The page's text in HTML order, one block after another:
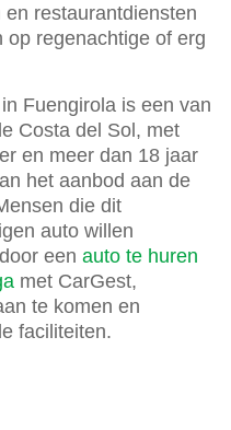
restaurantdiensten
regenachtige of erg
Fuengirola is een van
Costa del Sol, met
en meer dan 18 jaar
het aanbod aan de
die dit
auto willen
een auto te huren
met CarGest,
te komen en
faciliteiten.